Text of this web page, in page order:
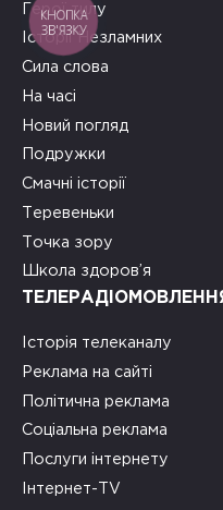
Герої тилу
Історії Незламних
Сила слова
На часі
Новий погляд
Подружки
Смачні історії
Теревеньки
Точка зору
Школа здоров’я
Історія телеканалу
Реклама на сайті
Політична реклама
Соціальна реклама
Послуги інтернету
Інтернет-TV
КНОПКА
ЗВ'ЯЗКУ